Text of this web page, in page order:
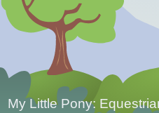
My Little Pony: